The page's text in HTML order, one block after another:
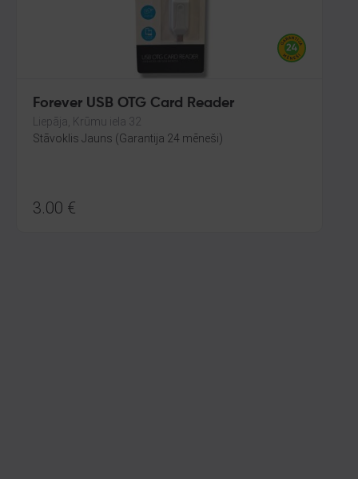
Forever USB OTG Card Reader
Liepāja, Krūmu iela 32
Stāvoklis Jauns (Garantija 24 mēneši)
3.00 €